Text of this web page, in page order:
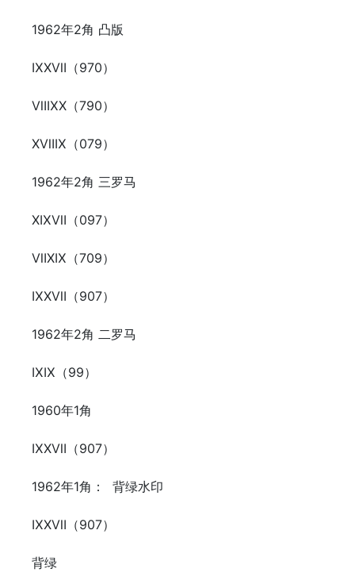
1962年2角 凸版
ⅨⅩⅦ（970）
ⅦⅨⅩ（790）
ⅩⅦⅨ（079）
1962年2角 三罗马
ⅩⅨⅦ（097）
ⅦⅩⅨ（709）
ⅨⅩⅦ（907）
1962年2角 二罗马
ⅨⅨ（99）
1960年1角
ⅨⅩⅦ（907）
1962年1角： 背绿水印
ⅨⅩⅦ（907）
背绿